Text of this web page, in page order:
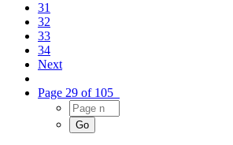
31
32
33
34
Next
Page 29 of 105